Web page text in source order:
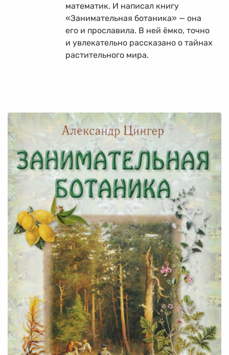
математик. И написал книгу
«Занимательная ботаника» — она
его и прославила. В ней ёмко, точно
и увлекательно рассказано о тайнах
растительного мира.